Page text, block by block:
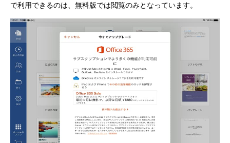
で利用できるのは、無料版では閲覧のみとなっています。